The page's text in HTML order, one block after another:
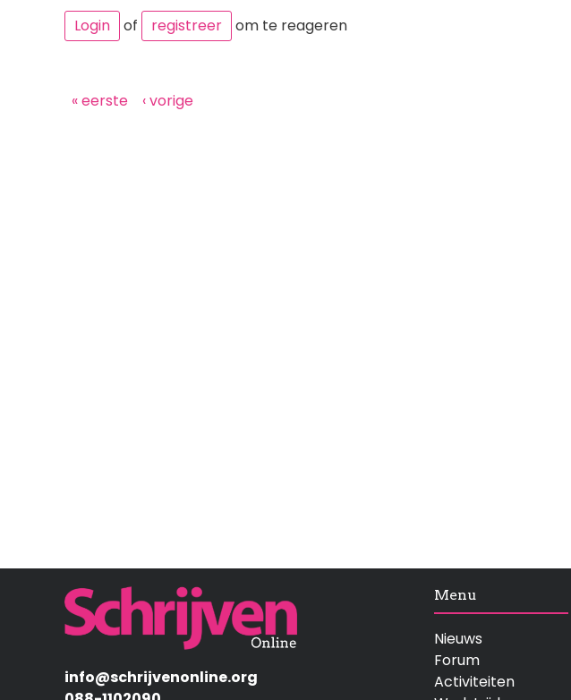
Login of registreer om te reageren
Paginering
Eerste
« eerste
Vorige
‹ vorige
Afbeelding
info@schrijvenonline.org
Menu
Nieuws
Forum
Activiteiten